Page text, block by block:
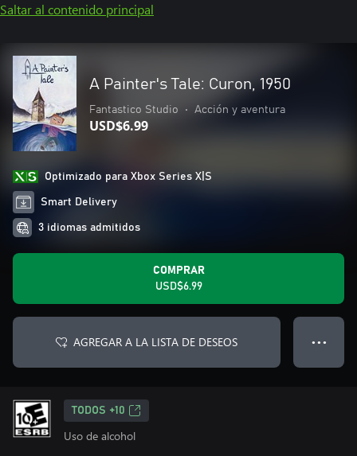
Saltar al contenido principal
A Painter's Tale: Curon, 1950
Fantastico Studio • Acción y aventura
USD$6.99
Optimizado para Xbox Series X|S
Smart Delivery
3 idiomas admitidos
COMPRAR
USD$6.99
AGREGAR A LA LISTA DE DESEOS ● ● ●
TODOS +10
Uso de alcohol